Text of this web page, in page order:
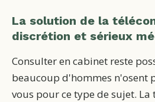
La solution de la
discrétion et sérieux
Consulter en cabinet reste
beaucoup d'hommes n'osent
vous pour ce type de sujet.